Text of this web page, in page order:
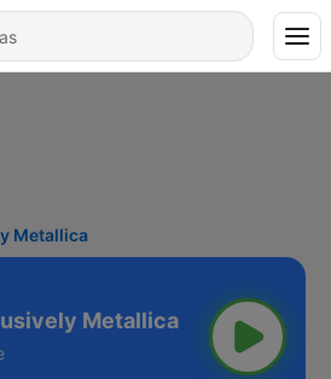
Metallica
Metallica